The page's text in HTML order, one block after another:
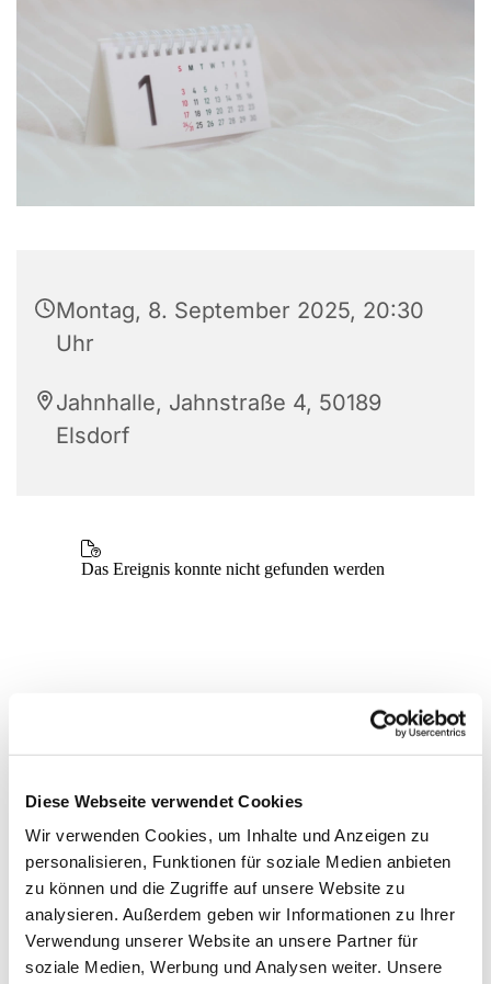
Diese Webseite verwendet Cookies
Wir verwenden Cookies, um Inhalte und Anzeigen zu
personalisieren, Funktionen für soziale Medien anbieten
zu können und die Zugriffe auf unsere Website zu
analysieren. Außerdem geben wir Informationen zu Ihrer
Verwendung unserer Website an unsere Partner für
soziale Medien, Werbung und Analysen weiter. Unsere
Montag, 8. September 2025, 20:30
Uhr
Jahnhalle, Jahnstraße 4, 50189
Elsdorf